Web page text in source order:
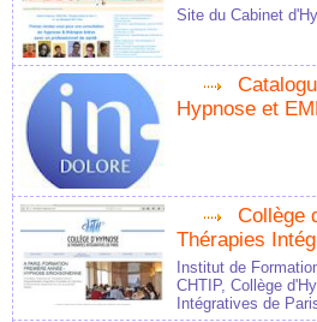
Site du Cabinet
Hypnose et
Collège
Thérapies
Institut de
CHTIP, Collège
Intégratives de